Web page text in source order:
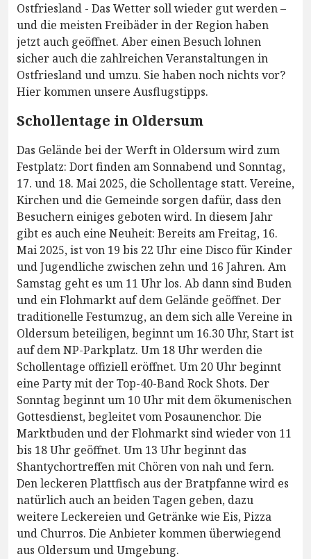
Ostfriesland - Das Wetter soll wieder gut werden –
und die meisten Freibäder in der Region haben
jetzt auch geöffnet. Aber einen Besuch lohnen
sicher auch die zahlreichen Veranstaltungen in
Ostfriesland und umzu. Sie haben noch nichts vor?
Hier kommen unsere Ausflugstipps.
Schollentage in Oldersum
Das Gelände bei der Werft in Oldersum wird zum
Festplatz: Dort finden am Sonnabend und Sonntag,
17. und 18. Mai 2025, die Schollentage statt. Vereine,
Kirchen und die Gemeinde sorgen dafür, dass den
Besuchern einiges geboten wird. In diesem Jahr
gibt es auch eine Neuheit: Bereits am Freitag, 16.
Mai 2025, ist von 19 bis 22 Uhr eine Disco für Kinder
und Jugendliche zwischen zehn und 16 Jahren. Am
Samstag geht es um 11 Uhr los. Ab dann sind Buden
und ein Flohmarkt auf dem Gelände geöffnet. Der
traditionelle Festumzug, an dem sich alle Vereine in
Oldersum beteiligen, beginnt um 16.30 Uhr, Start ist
auf dem NP-Parkplatz. Um 18 Uhr werden die
Schollentage offiziell eröffnet. Um 20 Uhr beginnt
eine Party mit der Top-40-Band Rock Shots. Der
Sonntag beginnt um 10 Uhr mit dem ökumenischen
Gottesdienst, begleitet vom Posaunenchor. Die
Marktbuden und der Flohmarkt sind wieder von 11
bis 18 Uhr geöffnet. Um 13 Uhr beginnt das
Shantychortreffen mit Chören von nah und fern.
Den leckeren Plattfisch aus der Bratpfanne wird es
natürlich auch an beiden Tagen geben, dazu
weitere Leckereien und Getränke wie Eis, Pizza
und Churros. Die Anbieter kommen überwiegend
aus Oldersum und Umgebung.